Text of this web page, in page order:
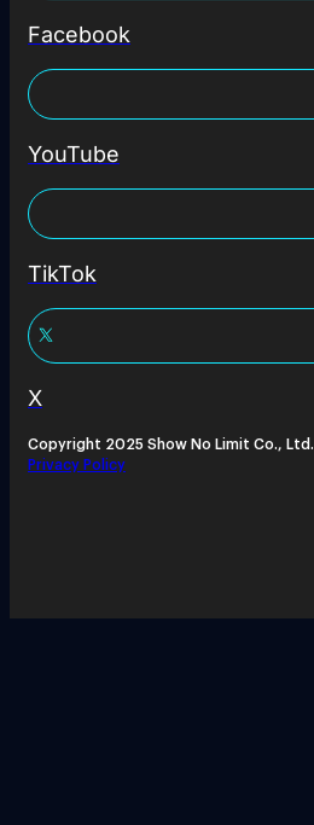
Facebook
YouTube
TikTok
X
Copyright 2025 Show No Limit Co., Ltd.
Privacy Policy